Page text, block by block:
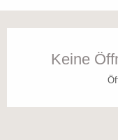
Keine